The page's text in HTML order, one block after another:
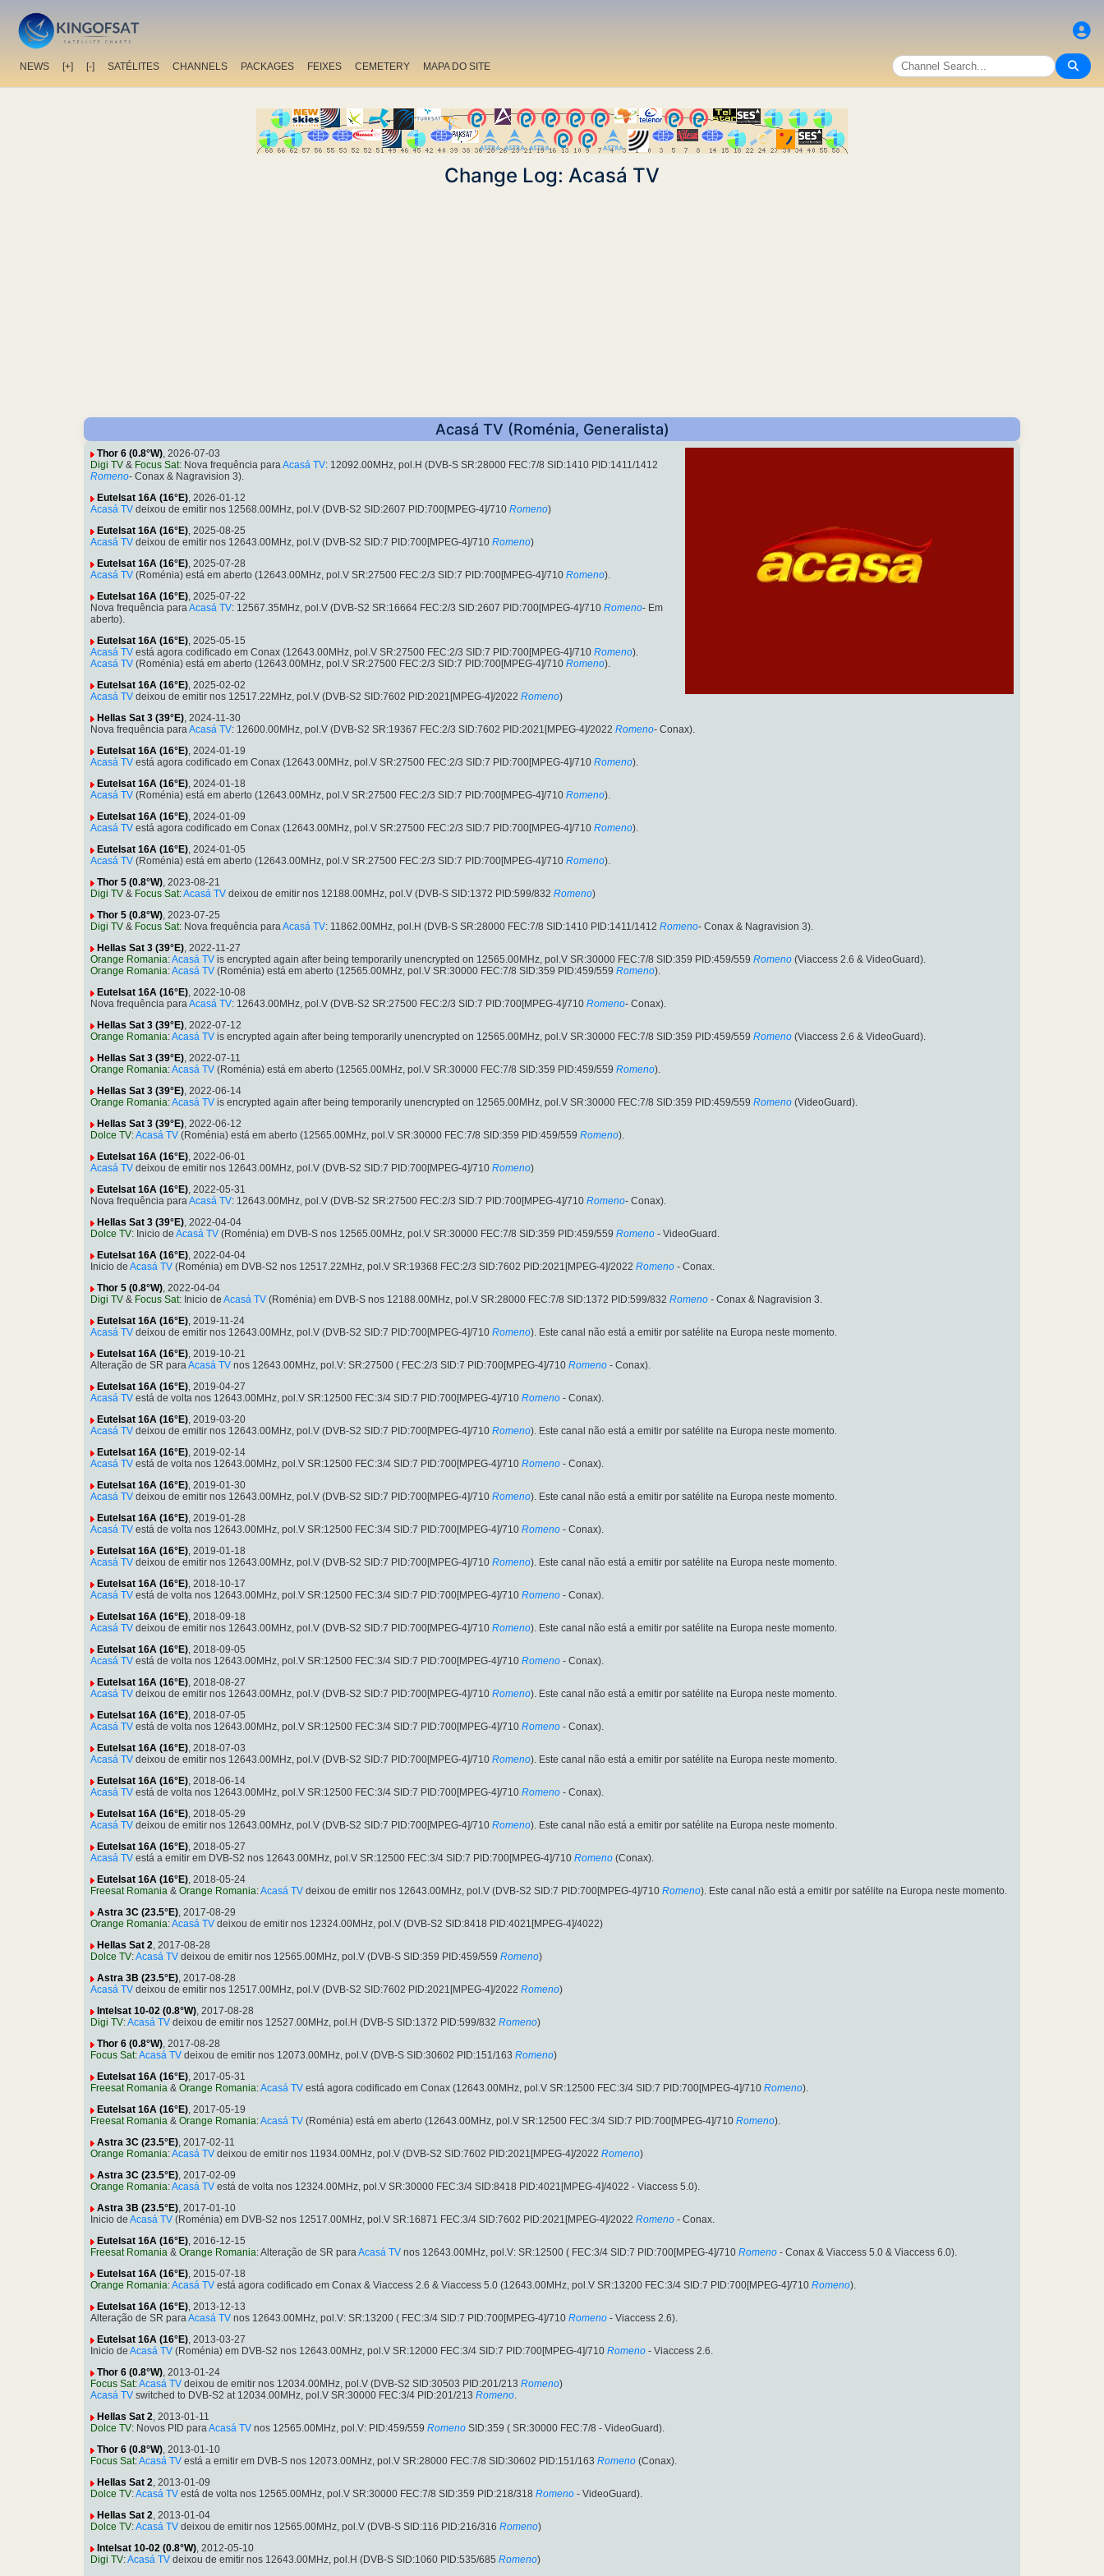
NEWS [+] [-] SATÉLITES CHANNELS PACKAGES FEIXES CEMETERY MAPA DO SITE
Change Log: Acasá TV
Acasá TV (Roménia, Generalista)
Thor 6 (0.8°W), 2026-07-03
Digi TV & Focus Sat: Nova frequência paraAcasá TV: 12092.00MHz, pol.H (DVB-S SR:28000 FEC:7/8 SID:1410 PID:1411/1412
Romeno- Conax & Nagravision 3).
Eutelsat 16A (16°E), 2026-01-12
Acasá TV deixou de emitir nos 12568.00MHz, pol.V (DVB-S2 SID:2607 PID:700[MPEG-4]/710 Romeno)
Eutelsat 16A (16°E), 2025-08-25
Acasá TV deixou de emitir nos 12643.00MHz, pol.V (DVB-S2 SID:7 PID:700[MPEG-4]/710 Romeno)
Eutelsat 16A (16°E), 2025-07-28
Acasá TV (Roménia) está em aberto (12643.00MHz, pol.V SR:27500 FEC:2/3 SID:7 PID:700[MPEG-4]/710 Romeno).
Eutelsat 16A (16°E), 2025-07-22
Nova frequência paraAcasá TV: 12567.35MHz, pol.V (DVB-S2 SR:16664 FEC:2/3 SID:2607 PID:700[MPEG-4]/710 Romeno- Em
aberto).
Eutelsat 16A (16°E), 2025-05-15
Acasá TV está agora codificado em Conax (12643.00MHz, pol.V SR:27500 FEC:2/3 SID:7 PID:700[MPEG-4]/710 Romeno).
Acasá TV (Roménia) está em aberto (12643.00MHz, pol.V SR:27500 FEC:2/3 SID:7 PID:700[MPEG-4]/710 Romeno).
Eutelsat 16A (16°E), 2025-02-02
Acasá TV deixou de emitir nos 12517.22MHz, pol.V (DVB-S2 SID:7602 PID:2021[MPEG-4]/2022 Romeno)
Hellas Sat 3 (39°E), 2024-11-30
Nova frequência paraAcasá TV: 12600.00MHz, pol.V (DVB-S2 SR:19367 FEC:2/3 SID:7602 PID:2021[MPEG-4]/2022 Romeno- Conax).
Eutelsat 16A (16°E), 2024-01-19
Acasá TV está agora codificado em Conax (12643.00MHz, pol.V SR:27500 FEC:2/3 SID:7 PID:700[MPEG-4]/710 Romeno).
Eutelsat 16A (16°E), 2024-01-18
Acasá TV (Roménia) está em aberto (12643.00MHz, pol.V SR:27500 FEC:2/3 SID:7 PID:700[MPEG-4]/710 Romeno).
Eutelsat 16A (16°E), 2024-01-09
Acasá TV está agora codificado em Conax (12643.00MHz, pol.V SR:27500 FEC:2/3 SID:7 PID:700[MPEG-4]/710 Romeno).
Eutelsat 16A (16°E), 2024-01-05
Acasá TV (Roménia) está em aberto (12643.00MHz, pol.V SR:27500 FEC:2/3 SID:7 PID:700[MPEG-4]/710 Romeno).
Thor 5 (0.8°W), 2023-08-21
Digi TV & Focus Sat:Acasá TV deixou de emitir nos 12188.00MHz, pol.V (DVB-S SID:1372 PID:599/832 Romeno)
Thor 5 (0.8°W), 2023-07-25
Digi TV & Focus Sat: Nova frequência paraAcasá TV: 11862.00MHz, pol.H (DVB-S SR:28000 FEC:7/8 SID:1410 PID:1411/1412 Romeno- Conax & Nagravision 3).
Hellas Sat 3 (39°E), 2022-11-27
Orange Romania:Acasá TV is encrypted again after being temporarily unencrypted on 12565.00MHz, pol.V SR:30000 FEC:7/8 SID:359 PID:459/559 Romeno (Viaccess 2.6 & VideoGuard).
Orange Romania:Acasá TV (Roménia) está em aberto (12565.00MHz, pol.V SR:30000 FEC:7/8 SID:359 PID:459/559 Romeno).
Eutelsat 16A (16°E), 2022-10-08
Nova frequência paraAcasá TV: 12643.00MHz, pol.V (DVB-S2 SR:27500 FEC:2/3 SID:7 PID:700[MPEG-4]/710 Romeno- Conax).
Hellas Sat 3 (39°E), 2022-07-12
Orange Romania:Acasá TV is encrypted again after being temporarily unencrypted on 12565.00MHz, pol.V SR:30000 FEC:7/8 SID:359 PID:459/559 Romeno (Viaccess 2.6 & VideoGuard).
Hellas Sat 3 (39°E), 2022-07-11
Orange Romania:Acasá TV (Roménia) está em aberto (12565.00MHz, pol.V SR:30000 FEC:7/8 SID:359 PID:459/559 Romeno).
Hellas Sat 3 (39°E), 2022-06-14
Orange Romania:Acasá TV is encrypted again after being temporarily unencrypted on 12565.00MHz, pol.V SR:30000 FEC:7/8 SID:359 PID:459/559 Romeno (VideoGuard).
Hellas Sat 3 (39°E), 2022-06-12
Dolce TV:Acasá TV (Roménia) está em aberto (12565.00MHz, pol.V SR:30000 FEC:7/8 SID:359 PID:459/559 Romeno).
Eutelsat 16A (16°E), 2022-06-01
Acasá TV deixou de emitir nos 12643.00MHz, pol.V (DVB-S2 SID:7 PID:700[MPEG-4]/710 Romeno)
Eutelsat 16A (16°E), 2022-05-31
Nova frequência paraAcasá TV: 12643.00MHz, pol.V (DVB-S2 SR:27500 FEC:2/3 SID:7 PID:700[MPEG-4]/710 Romeno- Conax).
Hellas Sat 3 (39°E), 2022-04-04
Dolce TV: Inicio de Acasá TV (Roménia) em DVB-S nos 12565.00MHz, pol.V SR:30000 FEC:7/8 SID:359 PID:459/559 Romeno - VideoGuard.
Eutelsat 16A (16°E), 2022-04-04
Inicio de Acasá TV (Roménia) em DVB-S2 nos 12517.22MHz, pol.V SR:19368 FEC:2/3 SID:7602 PID:2021[MPEG-4]/2022 Romeno - Conax.
Thor 5 (0.8°W), 2022-04-04
Digi TV & Focus Sat: Inicio de Acasá TV (Roménia) em DVB-S nos 12188.00MHz, pol.V SR:28000 FEC:7/8 SID:1372 PID:599/832 Romeno - Conax & Nagravision 3.
Eutelsat 16A (16°E), 2019-11-24
Acasá TV deixou de emitir nos 12643.00MHz, pol.V (DVB-S2 SID:7 PID:700[MPEG-4]/710 Romeno). Este canal não está a emitir por satélite na Europa neste momento.
Eutelsat 16A (16°E), 2019-10-21
Alteração de SR paraAcasá TV nos 12643.00MHz, pol.V: SR:27500 ( FEC:2/3 SID:7 PID:700[MPEG-4]/710 Romeno - Conax).
Eutelsat 16A (16°E), 2019-04-27
Acasá TV está de volta nos 12643.00MHz, pol.V SR:12500 FEC:3/4 SID:7 PID:700[MPEG-4]/710 Romeno - Conax).
Eutelsat 16A (16°E), 2019-03-20
Acasá TV deixou de emitir nos 12643.00MHz, pol.V (DVB-S2 SID:7 PID:700[MPEG-4]/710 Romeno). Este canal não está a emitir por satélite na Europa neste momento.
Eutelsat 16A (16°E), 2019-02-14
Acasá TV está de volta nos 12643.00MHz, pol.V SR:12500 FEC:3/4 SID:7 PID:700[MPEG-4]/710 Romeno - Conax).
Eutelsat 16A (16°E), 2019-01-30
Acasá TV deixou de emitir nos 12643.00MHz, pol.V (DVB-S2 SID:7 PID:700[MPEG-4]/710 Romeno). Este canal não está a emitir por satélite na Europa neste momento.
Eutelsat 16A (16°E), 2019-01-28
Acasá TV está de volta nos 12643.00MHz, pol.V SR:12500 FEC:3/4 SID:7 PID:700[MPEG-4]/710 Romeno - Conax).
Eutelsat 16A (16°E), 2019-01-18
Acasá TV deixou de emitir nos 12643.00MHz, pol.V (DVB-S2 SID:7 PID:700[MPEG-4]/710 Romeno). Este canal não está a emitir por satélite na Europa neste momento.
Eutelsat 16A (16°E), 2018-10-17
Acasá TV está de volta nos 12643.00MHz, pol.V SR:12500 FEC:3/4 SID:7 PID:700[MPEG-4]/710 Romeno - Conax).
Eutelsat 16A (16°E), 2018-09-18
Acasá TV deixou de emitir nos 12643.00MHz, pol.V (DVB-S2 SID:7 PID:700[MPEG-4]/710 Romeno). Este canal não está a emitir por satélite na Europa neste momento.
Eutelsat 16A (16°E), 2018-09-05
Acasá TV está de volta nos 12643.00MHz, pol.V SR:12500 FEC:3/4 SID:7 PID:700[MPEG-4]/710 Romeno - Conax).
Eutelsat 16A (16°E), 2018-08-27
Acasá TV deixou de emitir nos 12643.00MHz, pol.V (DVB-S2 SID:7 PID:700[MPEG-4]/710 Romeno). Este canal não está a emitir por satélite na Europa neste momento.
Eutelsat 16A (16°E), 2018-07-05
Acasá TV está de volta nos 12643.00MHz, pol.V SR:12500 FEC:3/4 SID:7 PID:700[MPEG-4]/710 Romeno - Conax).
Eutelsat 16A (16°E), 2018-07-03
Acasá TV deixou de emitir nos 12643.00MHz, pol.V (DVB-S2 SID:7 PID:700[MPEG-4]/710 Romeno). Este canal não está a emitir por satélite na Europa neste momento.
Eutelsat 16A (16°E), 2018-06-14
Acasá TV está de volta nos 12643.00MHz, pol.V SR:12500 FEC:3/4 SID:7 PID:700[MPEG-4]/710 Romeno - Conax).
Eutelsat 16A (16°E), 2018-05-29
Acasá TV deixou de emitir nos 12643.00MHz, pol.V (DVB-S2 SID:7 PID:700[MPEG-4]/710 Romeno). Este canal não está a emitir por satélite na Europa neste momento.
Eutelsat 16A (16°E), 2018-05-27
Acasá TV está a emitir em DVB-S2 nos 12643.00MHz, pol.V SR:12500 FEC:3/4 SID:7 PID:700[MPEG-4]/710 Romeno (Conax).
Eutelsat 16A (16°E), 2018-05-24
Freesat Romania & Orange Romania:Acasá TV deixou de emitir nos 12643.00MHz, pol.V (DVB-S2 SID:7 PID:700[MPEG-4]/710 Romeno). Este canal não está a emitir por satélite na Europa neste momento.
Astra 3C (23.5°E), 2017-08-29
Orange Romania:Acasá TV deixou de emitir nos 12324.00MHz, pol.V (DVB-S2 SID:8418 PID:4021[MPEG-4]/4022)
Hellas Sat 2, 2017-08-28
Dolce TV:Acasá TV deixou de emitir nos 12565.00MHz, pol.V (DVB-S SID:359 PID:459/559 Romeno)
Astra 3B (23.5°E), 2017-08-28
Acasá TV deixou de emitir nos 12517.00MHz, pol.V (DVB-S2 SID:7602 PID:2021[MPEG-4]/2022 Romeno)
Intelsat 10-02 (0.8°W), 2017-08-28
Digi TV:Acasá TV deixou de emitir nos 12527.00MHz, pol.H (DVB-S SID:1372 PID:599/832 Romeno)
Thor 6 (0.8°W), 2017-08-28
Focus Sat:Acasá TV deixou de emitir nos 12073.00MHz, pol.V (DVB-S SID:30602 PID:151/163 Romeno)
Eutelsat 16A (16°E), 2017-05-31
Freesat Romania & Orange Romania:Acasá TV está agora codificado em Conax (12643.00MHz, pol.V SR:12500 FEC:3/4 SID:7 PID:700[MPEG-4]/710 Romeno).
Eutelsat 16A (16°E), 2017-05-19
Freesat Romania & Orange Romania:Acasá TV (Roménia) está em aberto (12643.00MHz, pol.V SR:12500 FEC:3/4 SID:7 PID:700[MPEG-4]/710 Romeno).
Astra 3C (23.5°E), 2017-02-11
Orange Romania:Acasá TV deixou de emitir nos 11934.00MHz, pol.V (DVB-S2 SID:7602 PID:2021[MPEG-4]/2022 Romeno)
Astra 3C (23.5°E), 2017-02-09
Orange Romania:Acasá TV está de volta nos 12324.00MHz, pol.V SR:30000 FEC:3/4 SID:8418 PID:4021[MPEG-4]/4022 - Viaccess 5.0).
Astra 3B (23.5°E), 2017-01-10
Inicio de Acasá TV (Roménia) em DVB-S2 nos 12517.00MHz, pol.V SR:16871 FEC:3/4 SID:7602 PID:2021[MPEG-4]/2022 Romeno - Conax.
Eutelsat 16A (16°E), 2016-12-15
Freesat Romania & Orange Romania: Alteração de SR paraAcasá TV nos 12643.00MHz, pol.V: SR:12500 ( FEC:3/4 SID:7 PID:700[MPEG-4]/710 Romeno - Conax & Viaccess 5.0 & Viaccess 6.0).
Eutelsat 16A (16°E), 2015-07-18
Orange Romania:Acasá TV está agora codificado em Conax & Viaccess 2.6 & Viaccess 5.0 (12643.00MHz, pol.V SR:13200 FEC:3/4 SID:7 PID:700[MPEG-4]/710 Romeno).
Eutelsat 16A (16°E), 2013-12-13
Alteração de SR paraAcasá TV nos 12643.00MHz, pol.V: SR:13200 ( FEC:3/4 SID:7 PID:700[MPEG-4]/710 Romeno - Viaccess 2.6).
Eutelsat 16A (16°E), 2013-03-27
Inicio de Acasá TV (Roménia) em DVB-S2 nos 12643.00MHz, pol.V SR:12000 FEC:3/4 SID:7 PID:700[MPEG-4]/710 Romeno - Viaccess 2.6.
Thor 6 (0.8°W), 2013-01-24
Focus Sat:Acasá TV deixou de emitir nos 12034.00MHz, pol.V (DVB-S2 SID:30503 PID:201/213 Romeno)
Acasá TV switched to DVB-S2 at 12034.00MHz, pol.V SR:30000 FEC:3/4 PID:201/213 Romeno.
Hellas Sat 2, 2013-01-11
Dolce TV: Novos PID paraAcasá TV nos 12565.00MHz, pol.V: PID:459/559 Romeno SID:359 ( SR:30000 FEC:7/8 - VideoGuard).
Thor 6 (0.8°W), 2013-01-10
Focus Sat:Acasá TV está a emitir em DVB-S nos 12073.00MHz, pol.V SR:28000 FEC:7/8 SID:30602 PID:151/163 Romeno (Conax).
Hellas Sat 2, 2013-01-09
Dolce TV:Acasá TV está de volta nos 12565.00MHz, pol.V SR:30000 FEC:7/8 SID:359 PID:218/318 Romeno - VideoGuard).
Hellas Sat 2, 2013-01-04
Dolce TV:Acasá TV deixou de emitir nos 12565.00MHz, pol.V (DVB-S SID:116 PID:216/316 Romeno)
Intelsat 10-02 (0.8°W), 2012-05-10
Digi TV:Acasá TV deixou de emitir nos 12643.00MHz, pol.H (DVB-S SID:1060 PID:535/685 Romeno)